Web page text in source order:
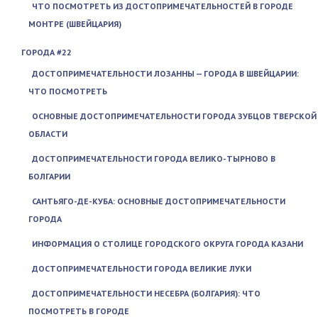
ЧТО ПОСМОТРЕТЬ ИЗ ДОСТОПРИМЕЧАТЕЛЬНОСТЕЙ В ГОРОДЕ
МОНТРЕ (ШВЕЙЦАРИЯ)
ГОРОДА #22
ДОСТОПРИМЕЧАТЕЛЬНОСТИ ЛОЗАННЫ — ГОРОДА В ШВЕЙЦАРИИ:
ЧТО ПОСМОТРЕТЬ
ОСНОВНЫЕ ДОСТОПРИМЕЧАТЕЛЬНОСТИ ГОРОДА ЗУБЦОВ ТВЕРСКОЙ
ОБЛАСТИ
ДОСТОПРИМЕЧАТЕЛЬНОСТИ ГОРОДА ВЕЛИКО-ТЫРНОВО В
БОЛГАРИИ
САНТЬЯГО-ДЕ-КУБА: ОСНОВНЫЕ ДОСТОПРИМЕЧАТЕЛЬНОСТИ
ГОРОДА
ИНФОРМАЦИЯ О СТОЛИЦЕ ГОРОДСКОГО ОКРУГА ГОРОДА КАЗАНИ
ДОСТОПРИМЕЧАТЕЛЬНОСТИ ГОРОДА ВЕЛИКИЕ ЛУКИ
ДОСТОПРИМЕЧАТЕЛЬНОСТИ НЕСЕБРА (БОЛГАРИЯ): ЧТО
ПОСМОТРЕТЬ В ГОРОДЕ